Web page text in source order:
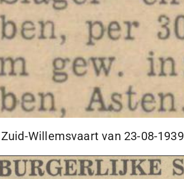
Zuid-Willemsvaart van 23-08-1939